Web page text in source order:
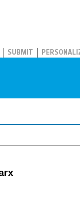
SUBMIT